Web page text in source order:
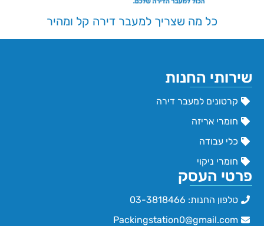
כל מה שצריך למעבר דירה קל ומהיר
שירותי החנות
קרטונים למעבר דירה
חומרי אריזה
כלי עבודה
חומרי ניקוי
פרטי העסק
טלפון החנות: 03-3818466
Packingstation0@gmail.com